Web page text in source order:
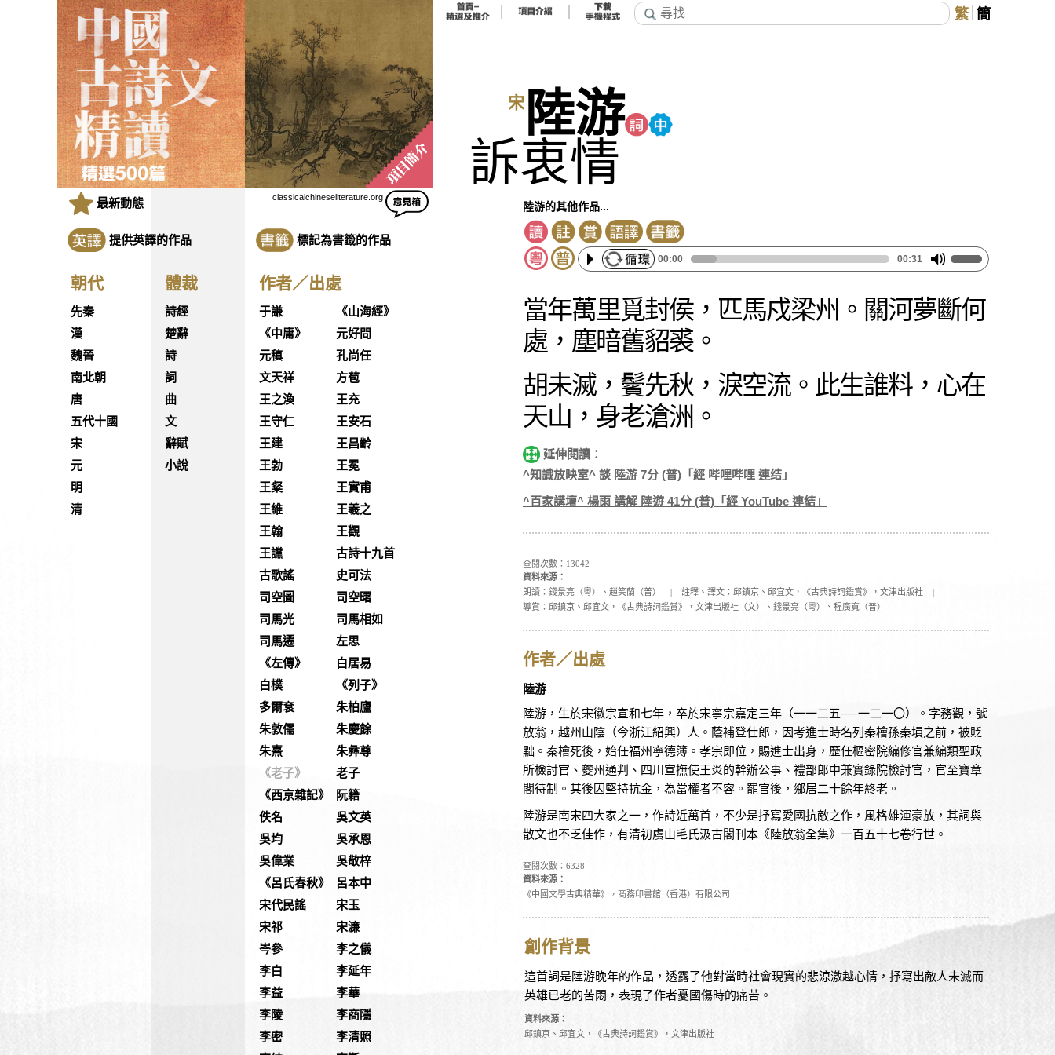
繁 簡
classicalchineseliterature.org
最新動態
提供英譯的作品 標記為書籤的作品
朝代
先秦
漢
魏晉
南北朝
唐
五代十國
宋
元
明
清
體裁
詩經
楚辭
詩
詞
曲
文
辭賦
小說
作者／出處
于謙
《山海經》
《中庸》
元好問
元稹
孔尚任
文天祥
方苞
王之渙
王充
王守仁
王安石
王建
王昌齡
王勃
王冕
王粲
王實甫
王維
王羲之
王翰
王觀
王讜
古詩十九首
古歌謠
史可法
司空圖
司空曙
司馬光
司馬相如
司馬遷
左思
《左傳》
白居易
白樸
《列子》
多爾袞
朱柏廬
朱敦儒
朱慶餘
朱熹
朱彝尊
《老子》
老子
《西京雜記》
阮籍
佚名
吳文英
吳均
吳承恩
吳偉業
吳敬梓
《呂氏春秋》
呂本中
宋代民謠
宋玉
宋祁
宋濂
岑參
李之儀
李白
李延年
李益
李華
李陵
李商隱
李密
李清照
宋陸游
訴衷情
陸游的其他作品...
00:00 00:31
當年萬里覓封侯，匹馬戍梁州。關河夢斷何
處，塵暗舊貂裘。
胡未滅，鬢先秋，淚空流。此生誰料，心在
天山，身老滄洲。
延伸閱讀：
^知識放映室^ 談 陸游 7分 (普)「經 哔哩哔哩 連结」
^百家講壇^ 楊雨 講解 陸遊 41分 (普)「經 YouTube 連結」
查閱次數：13042
資料來源：
朗讀：錢景亮（粵）、趙笑蘭（普）
| 註釋、譯文：邱鎮京、邱宜文，《古典詩詞鑑賞》，文津出版社
|
導賞：邱鎮京、邱宜文，《古典詩詞鑑賞》，文津出版社（文）、錢景亮（粵）、程廣寬（普）
作者／出處
陸游
陸游，生於宋徽宗宣和七年，卒於宋寧宗嘉定三年（一一二五──一二一〇）。字務觀，號
放翁，越州山陰（今浙江紹興）人。蔭補登仕郎，因考進士時名列秦檜孫秦塤之前，被貶
黜。秦檜死後，始任福州寧德簿。孝宗即位，賜進士出身，歷任樞密院編修官兼編類聖政
所檢討官、夔州通判、四川宣撫使王炎的幹辦公事、禮部郎中兼實錄院檢討官，官至寶章
閣待制。其後因堅持抗金，為當權者不容。罷官後，鄉居二十餘年終老。
陸游是南宋四大家之一，作詩近萬首，不少是抒寫愛國抗敵之作，風格雄渾豪放，其詞與
散文也不乏佳作，有清初虞山毛氏汲古閣刊本《陸放翁全集》一百五十七卷行世。
查閱次數：6328
資料來源：
《中國文學古典精華》，商務印書館（香港）有限公司
創作背景
這首詞是陸游晚年的作品，透露了他對當時社會現實的悲涼激越心情，抒寫出敵人未滅而
英雄已老的苦悶，表現了作者憂國傷時的痛苦。
資料來源：
邱鎮京、邱宜文，《古典詩詞鑑賞》，文津出版社